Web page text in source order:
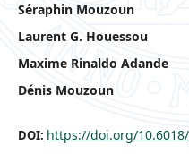
Séraphin Mouzoun
Laurent G. Houessou
Maxime Rinaldo Adande
Dénis Mouzoun
DOI: https://doi.org/